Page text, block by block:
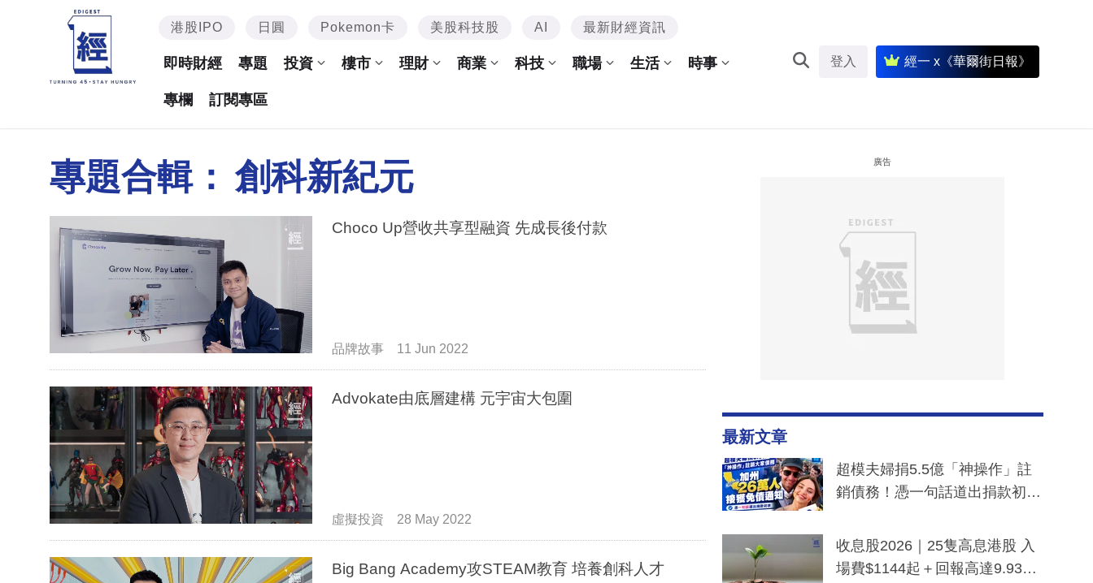
港股IPO 日圓 Pokemon卡 美股科技股 AI 最新財經資訊
即時財經 專題 投資 樓市 理財 商業 科技 職場 生活 時事
專欄 訂閱專區
登入 經一 x《華爾街日報》
專題合輯： 創科新紀元
Choco Up營收共享型融資 先成長後付款
品牌故事 11 Jun 2022
Advokate由底層建構 元宇宙大包圍
虛擬投資 28 May 2022
Big Bang Academy攻STEAM教育 培養創科人才
廣告
最新文章
超模夫婦捐5.5億「神操作」註
銷債務！憑一句話道出捐款初
一度被誤當詐騙手段
收息股2026｜25隻高息港股 入
場費$1144起＋回報高達9.93